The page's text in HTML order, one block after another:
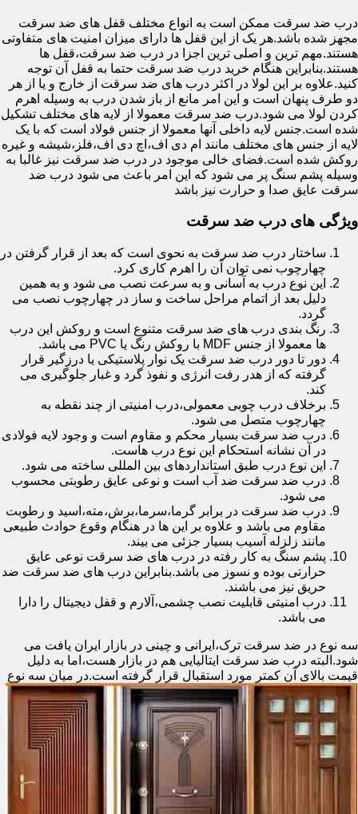
درب ضد سرقت ممکن است به انواع مختلف قفل های ضد سرقت
مجهز شده باشد.هر یک از این قفل ها دارای میزان امنیت های متفاوتی
هستند.مهم ترین و اصلی ترین اجزا در درب ضد سرقت،قفل ها
هستند.بنابراین هنگام خرید درب ضد سرقت حتما به قفل آن توجه
کنید.علاوه بر این لولا در اکثر درب های ضد سرقت از خارج و یا از هر
دو طرف پنهان است و این امر مانع از باز شدن درب به وسیله اهرم
کردن لولا می شود.درب ضد سرقت معمولا از لایه های مختلف تشکیل
شده است.جنس لایه داخلی آنها معمولا از جنس فولاد است که با یک
لایه از جنس های مختلف مانند ام دی اف،اچ دی اف،فلز،شیشه و غیره
روکش شده است.فضای خالی موجود در درب ضد سرقت نیز غالبا به
وسیله پشم سنگ پر می شود که این امر باعث می شود درب ضد
سرقت عایق صدا و حرارت نیز باشد
ویژگی های درب ضد سرقت
ساختار درب ضد سرقت به نحوی است که بعد از قرار گرفتن در
چهارچوب نمی توان آن را اهرم کاری کرد.
این نوع درب به آسانی و به سرعت نصب می شود و به همین
دلیل بعد از اتمام مراحل ساخت و ساز در چهارچوب نصب می
گردد.
رنگ بندی درب های ضد سرقت متنوع است و روکش این درب
ها معمولا از جنس MDF با روکش رنگ یا PVC می باشد.
دور تا دور درب ضد سرقت یک نوار پلاستیکی یا درزگیر قرار
گرفته که از هدر رفت انرژی و نفوذ گرد و غبار جلوگیری می
کند.
برخلاف درب چوبی معمولی،درب امنیتی از چند نقطه به
چهارچوب متصل می شود.
درب ضد سرقت بسیار محکم و مقاوم است و وجود لایه فولادی
در آن نشانه استحکام این نوع درب هاست.
این نوع درب طبق استانداردهای بین المللی ساخته می شود.
درب ضد سرقت ضد آب است و نوعی عایق رطوبتی محسوب
می شود.
درب ضد سرقت در برابر گرما،سرما،برش،مته،اسید و رطوبت
مقاوم می باشد و علاوه بر این ها در هنگام وقوع حوادث طبیعی
مانند زلزله آسیب بسیار جزئی می بیند.
پشم سنگ به کار رفته در درب های ضد سرقت نوعی عایق
حرارتی بوده و نسوز می باشد.بنابراین درب های ضد سرقت ضد
حریق نیز می باشند.
درب امنیتی قابلیت نصب چشمی،آلارم و قفل دیجیتال را دارا
می باشد.
سه نوع در ضد سرقت ترک،ایرانی و چینی در بازار ایران یافت می
شود.البته درب ضد سرقت ایتالیایی هم در بازار هست،اما به دلیل
قیمت بالای آن کمتر مورد استقبال قرار گرفته است.در میان سه نوع